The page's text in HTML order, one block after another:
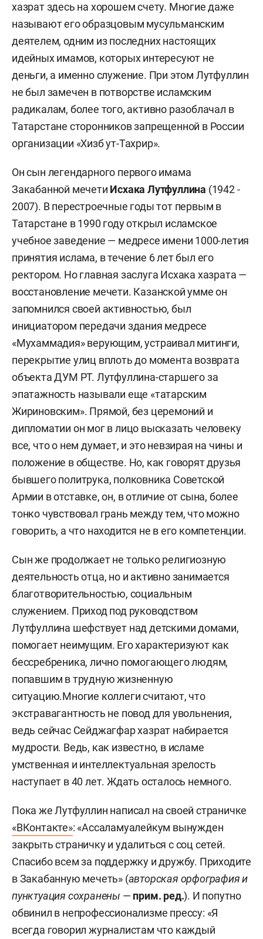
хазрат здесь на хорошем счету. Многие даже
называют его образцовым мусульманским
деятелем, одним из последних настоящих
идейных имамов, которых интересуют не
деньги, а именно служение. При этом Лутфуллин
не был замечен в потворстве исламским
радикалам, более того, активно разоблачал в
Татарстане сторонников запрещенной в России
организации «Хизб ут-Тахрир».
Он сын легендарного первого имама
Закабанной мечети Исхака Лутфуллина (1942 -
2007). В перестроечные годы тот первым в
Татарстане в 1990 году открыл исламское
учебное заведение — медресе имени 1000-летия
принятия ислама, в течение 6 лет был его
ректором. Но главная заслуга Исхака хазрата —
восстановление мечети. Казанской умме он
запомнился своей активностью, был
инициатором передачи здания медресе
«Мухаммадия» верующим, устраивал митинги,
перекрытие улиц вплоть до момента возврата
объекта ДУМ РТ. Лутфуллина-старшего за
эпатажность называли еще «татарским
Жириновским». Прямой, без церемоний и
дипломатии он мог в лицо высказать человеку
все, что о нем думает, и это невзирая на чины и
положение в обществе. Но, как говорят друзья
бывшего политрука, полковника Советской
Армии в отставке, он, в отличие от сына, более
тонко чувствовал грань между тем, что можно
говорить, а что находится не в его компетенции.
Сын же продолжает не только религиозную
деятельность отца, но и активно занимается
благотворительностью, социальным
служением. Приход под руководством
Лутфуллина шефствует над детскими домами,
помогает неимущим. Его характеризуют как
бессребреника, лично помогающего людям,
попавшим в трудную жизненную
ситуацию.Многие коллеги считают, что
экстравагантность не повод для увольнения,
ведь сейчас Сейджагфар хазрат набирается
мудрости. Ведь, как известно, в исламе
умственная и интеллектуальная зрелость
наступает в 40 лет. Ждать осталось немного.
Пока же Лутфуллин написал на своей страничке
«ВКонтакте»: «Ассаламуалейкум вынужден
закрыть страничку и удалиться с соц сетей.
Спасибо всем за поддержку и дружбу. Приходите
в Закабанную мечеть» (авторская орфография и
пунктуация сохранены — прим. ред.). И попутно
обвинил в непрофессионализме прессу: «Я
всегда говорил журналистам что каждый